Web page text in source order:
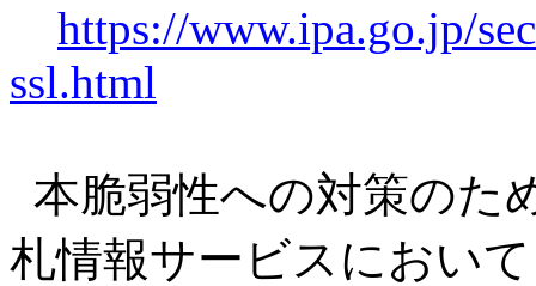
https://www.ipa.go.jp/
ssl.html
本脆弱性への対策のた
札情報サービスにおいて